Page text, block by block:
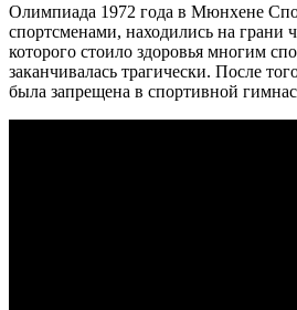
Олимпиада 1972 года в Мюнхене
спортсменами, находились на грани
которого стоило здоровья многим
заканчивалась трагически. После
была запрещена в спортивной